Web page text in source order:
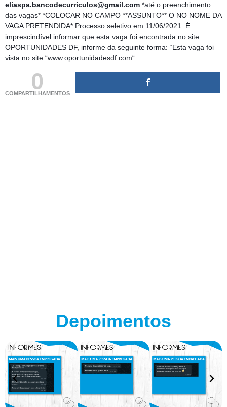
eliaspa.bancodecurriculos@gmail.com *até o preenchimento
das vagas* *COLOCAR NO CAMPO **ASSUNTO** O NO NOME DA
VAGA PRETENDIDA* Processo seletivo em 11/06/2021. É
imprescindível informar que esta vaga foi encontrada no site
OPORTUNIDADES DF, informe da seguinte forma: “Esta vaga foi
vista no site “www.oportunidadesdf.com“.
0
COMPARTILHAMENTOS
Depoimentos